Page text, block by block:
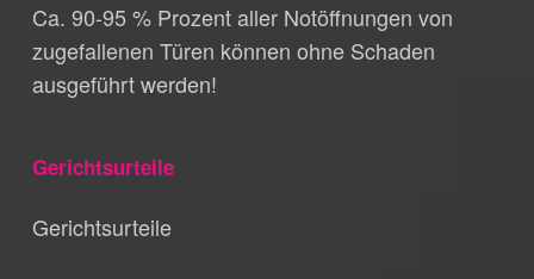
Ca. 90-95 % Prozent aller Notöffnungen von
zugefallenen Türen können ohne Schaden
ausgeführt werden!
Gerichtsurteile
Gerichtsurteile